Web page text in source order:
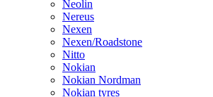
Neolin
Nereus
Nexen
Nexen/Roadstone
Nitto
Nokian
Nokian Nordman
Nokian tyres